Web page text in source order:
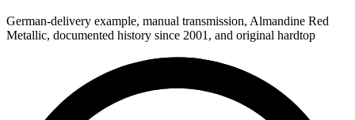
German-delivery example, manual transmission, Almandine Red
Metallic, documented history since 2001, and original hardtop